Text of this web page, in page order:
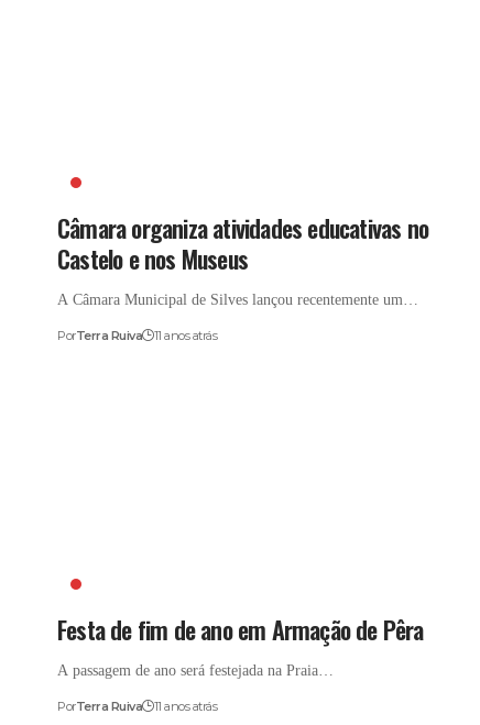
Câmara organiza atividades educativas no
Castelo e nos Museus
A Câmara Municipal de Silves lançou recentemente um…
PorTerra Ruiva 11 anos atrás
Festa de fim de ano em Armação de Pêra
A passagem de ano será festejada na Praia…
PorTerra Ruiva 11 anos atrás